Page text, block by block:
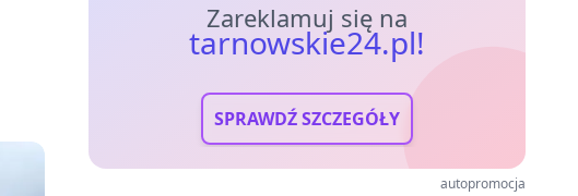
Zareklamuj się na
tarnowskie24.pl!
SPRAWDŹ SZCZEGÓŁY
autopromocja